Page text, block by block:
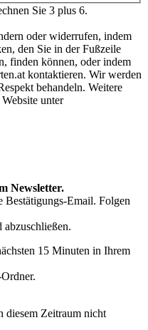
Sie 3 plus 6.
oder widerrufen, indem
den Sie in der Fußzeile
finden können, oder indem
kontaktieren. Wir werden
behandeln. Weitere
unter
Newsletter.
Bestätigungs-Email. Folgen
abzuschließen.
15 Minuten in Ihrem
diesem Zeitraum nicht